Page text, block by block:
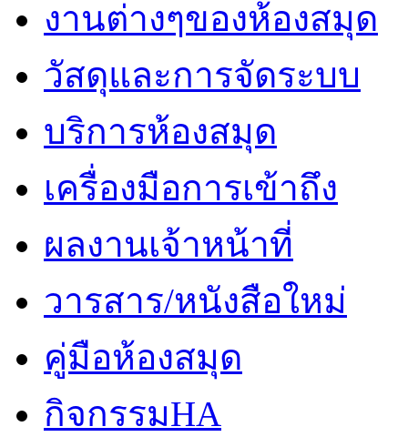
งานต่างๆของห้องสมุด
วัสดุและการจัดระบบ
บริการห้องสมุด
เครื่องมือการเข้าถึง
ผลงานเจ้าหน้าที่
วารสาร/หนังสือใหม่
คู่มือห้องสมุด
กิจกรรมHA